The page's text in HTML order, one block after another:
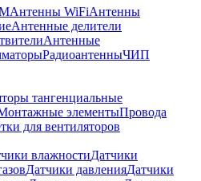
Антенны WiFiАнтенны
Антенные делители
Антенные
РадиоантенныЧИП
тангенциальные
элементыПровода
для вентиляторов
влажностиДатчики
Датчики давленияДатчики